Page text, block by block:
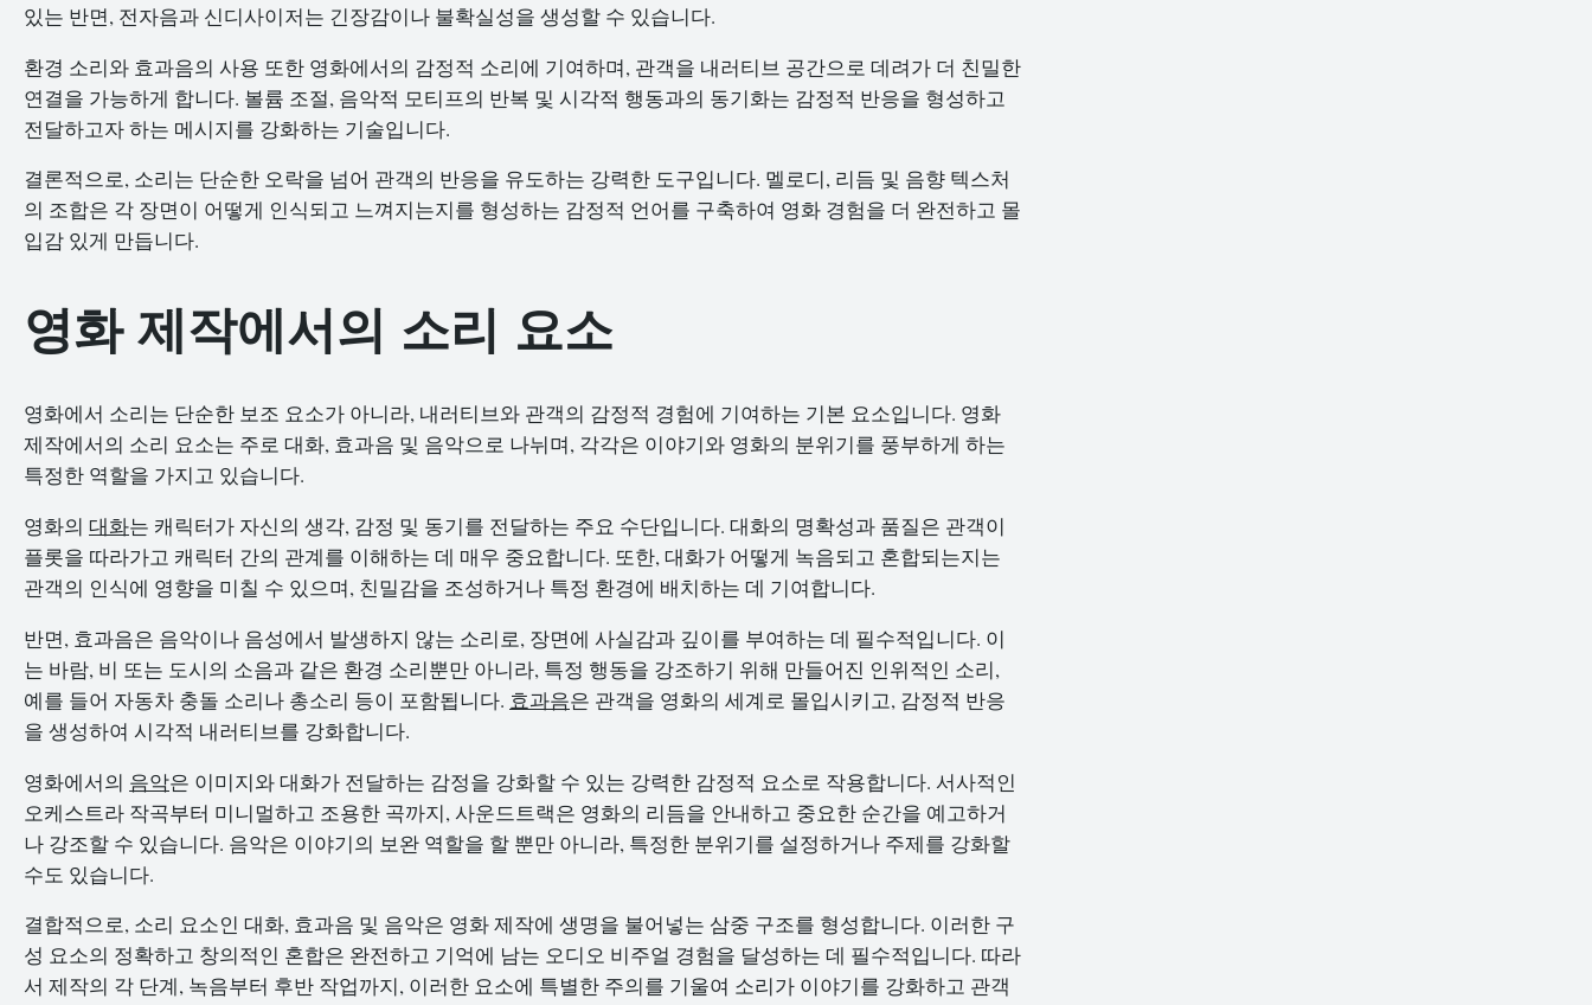
있는 반면, 전자음과 신디사이저는 긴장감이나 불확실성을 생성할 수 있습니다.
환경 소리와 효과음의 사용 또한 영화에서의 감정적 소리에 기여하며, 관객을 내러티브 공간으로 데려가 더 친밀한
연결을 가능하게 합니다. 볼륨 조절, 음악적 모티프의 반복 및 시각적 행동과의 동기화는 감정적 반응을 형성하고
전달하고자 하는 메시지를 강화하는 기술입니다.
결론적으로, 소리는 단순한 오락을 넘어 관객의 반응을 유도하는 강력한 도구입니다. 멜로디, 리듬 및 음향 텍스처
의 조합은 각 장면이 어떻게 인식되고 느껴지는지를 형성하는 감정적 언어를 구축하여 영화 경험을 더 완전하고 몰
입감 있게 만듭니다.
영화 제작에서의 소리 요소
영화에서 소리는 단순한 보조 요소가 아니라, 내러티브와 관객의 감정적 경험에 기여하는 기본 요소입니다. 영화
제작에서의 소리 요소는 주로 대화, 효과음 및 음악으로 나뉘며, 각각은 이야기와 영화의 분위기를 풍부하게 하는
특정한 역할을 가지고 있습니다.
영화의 대화는 캐릭터가 자신의 생각, 감정 및 동기를 전달하는 주요 수단입니다. 대화의 명확성과 품질은 관객이
플롯을 따라가고 캐릭터 간의 관계를 이해하는 데 매우 중요합니다. 또한, 대화가 어떻게 녹음되고 혼합되는지는
관객의 인식에 영향을 미칠 수 있으며, 친밀감을 조성하거나 특정 환경에 배치하는 데 기여합니다.
반면, 효과음은 음악이나 음성에서 발생하지 않는 소리로, 장면에 사실감과 깊이를 부여하는 데 필수적입니다. 이
는 바람, 비 또는 도시의 소음과 같은 환경 소리뿐만 아니라, 특정 행동을 강조하기 위해 만들어진 인위적인 소리,
예를 들어 자동차 충돌 소리나 총소리 등이 포함됩니다. 효과음은 관객을 영화의 세계로 몰입시키고, 감정적 반응
을 생성하여 시각적 내러티브를 강화합니다.
영화에서의 음악은 이미지와 대화가 전달하는 감정을 강화할 수 있는 강력한 감정적 요소로 작용합니다. 서사적인
오케스트라 작곡부터 미니멀하고 조용한 곡까지, 사운드트랙은 영화의 리듬을 안내하고 중요한 순간을 예고하거
나 강조할 수 있습니다. 음악은 이야기의 보완 역할을 할 뿐만 아니라, 특정한 분위기를 설정하거나 주제를 강화할
수도 있습니다.
결합적으로, 소리 요소인 대화, 효과음 및 음악은 영화 제작에 생명을 불어넣는 삼중 구조를 형성합니다. 이러한 구
성 요소의 정확하고 창의적인 혼합은 완전하고 기억에 남는 오디오 비주얼 경험을 달성하는 데 필수적입니다. 따라
서 제작의 각 단계, 녹음부터 후반 작업까지, 이러한 요소에 특별한 주의를 기울여 소리가 이야기를 강화하고 관객